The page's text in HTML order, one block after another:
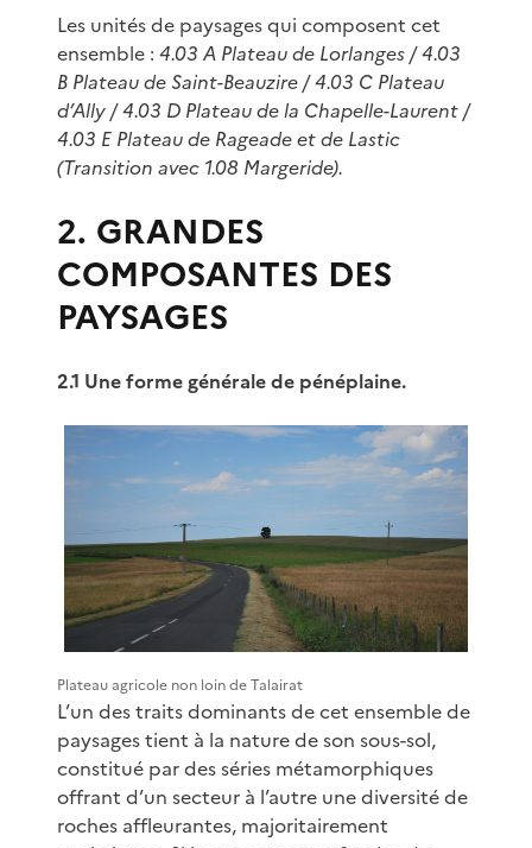
Les unités de paysages qui composent cet
ensemble : 4.03 A Plateau de Lorlanges / 4.03
B Plateau de Saint-Beauzire / 4.03 C Plateau
d’Ally / 4.03 D Plateau de la Chapelle-Laurent /
4.03 E Plateau de Rageade et de Lastic
(Transition avec 1.08 Margeride).
2. GRANDES
COMPOSANTES DES
PAYSAGES
2.1 Une forme générale de pénéplaine.
Plateau agricole non loin de Talairat
L’un des traits dominants de cet ensemble de
paysages tient à la nature de son sous-sol,
constitué par des séries métamorphiques
offrant d’un secteur à l’autre une diversité de
roches affleurantes, majoritairement